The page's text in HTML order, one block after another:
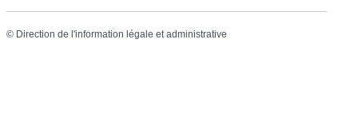
© Direction de l'information légale et administrative